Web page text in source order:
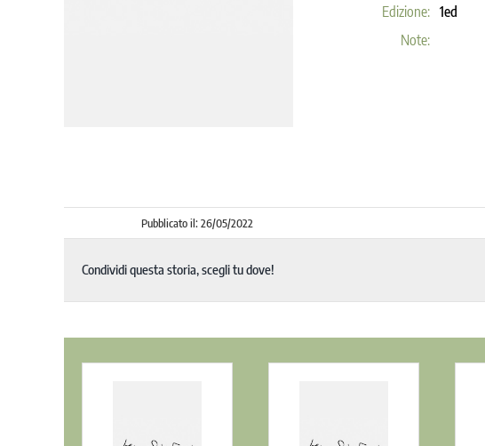
Edizione:
Note:
1ed
Pubblicato il: 26/05/2022
Condividi questa storia, scegli tu dove!